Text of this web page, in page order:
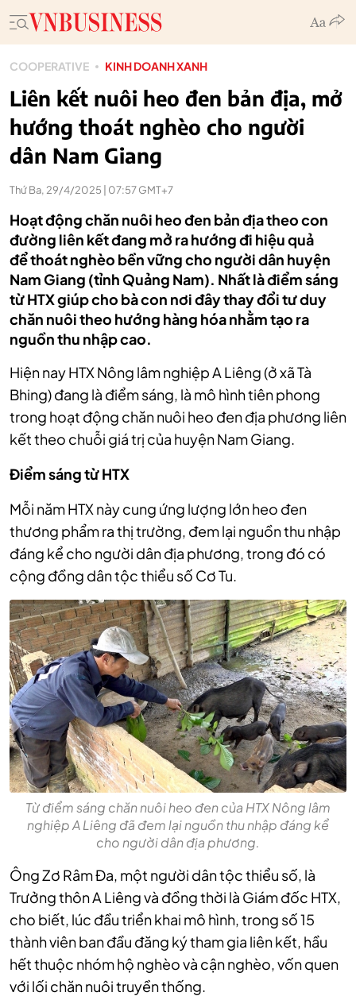
COOPERATIVE KINH DOANH XANH
Liên kết nuôi heo đen bản địa, mở
hướng thoát nghèo cho người
dân Nam Giang
Thứ Ba, 29/4/2025 | 07:57 GMT+7
Hoạt động chăn nuôi heo đen bản địa theo con
đường liên kết đang mở ra hướng đi hiệu quả
để thoát nghèo bền vững cho người dân huyện
Nam Giang (tỉnh Quảng Nam). Nhất là điểm sáng
từ HTX giúp cho bà con nơi đây thay đổi tư duy
chăn nuôi theo hướng hàng hóa nhằm tạo ra
nguồn thu nhập cao.
Hiện nay HTX Nông lâm nghiệp A Liêng (ở xã Tà
Bhing) đang là điểm sáng, là mô hình tiên phong
trong hoạt động chăn nuôi heo đen địa phương liên
kết theo chuỗi giá trị của huyện Nam Giang.
Điểm sáng từ HTX
Mỗi năm HTX này cung ứng lượng lớn heo đen
thương phẩm ra thị trường, đem lại nguồn thu nhập
đáng kể cho người dân địa phương, trong đó có
cộng đồng dân tộc thiểu số Cơ Tu.
Từ điểm sáng chăn nuôi heo đen của HTX Nông lâm
nghiệp A Liêng đã đem lại nguồn thu nhập đáng kể
cho người dân địa phương.
Ông Zơ Râm Đa, một người dân tộc thiểu số, là
Trưởng thôn A Liêng và đồng thời là Giám đốc HTX,
cho biết, lúc đầu triển khai mô hình, trong số 15
thành viên ban đầu đăng ký tham gia liên kết, hầu
hết thuộc nhóm hộ nghèo và cận nghèo, vốn quen
với lối chăn nuôi truyền thống.